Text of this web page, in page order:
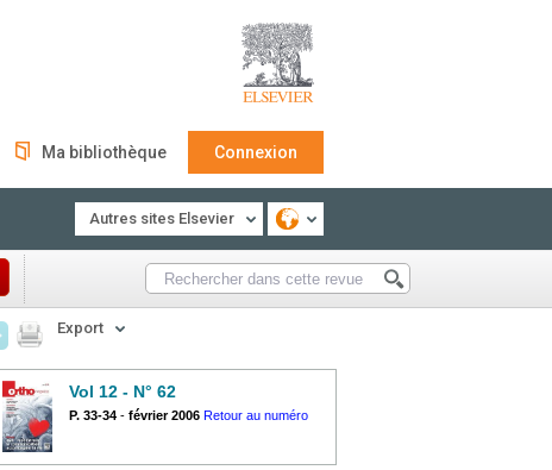
Ma bibliothèque Connexion
Autres sites Elsevier
Export
Vol 12 - N° 62
P. 33-34 - février 2006 Retour au numéro